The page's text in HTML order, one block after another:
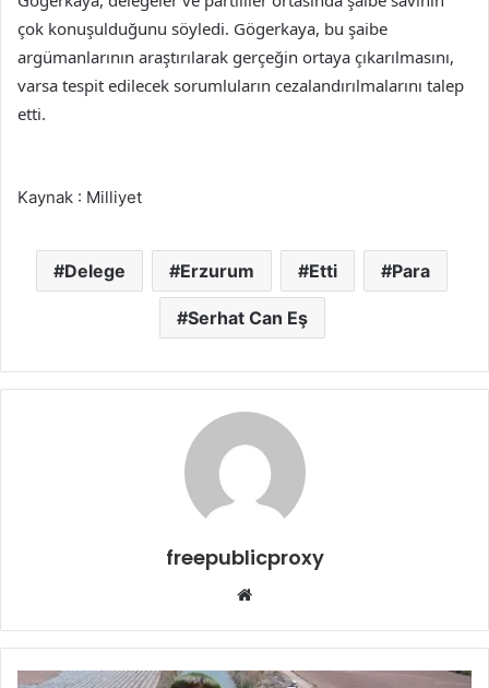
çok konuşulduğunu söyledi. Gögerkaya, bu şaibe
argümanlarının araştırılarak gerçeğin ortaya çıkarılmasını,
varsa tespit edilecek sorumluların cezalandırılmalarını talep
etti.
Kaynak : Milliyet
Delege Erzurum Etti Para
Serhat Can Eş
freepublicproxy
Web